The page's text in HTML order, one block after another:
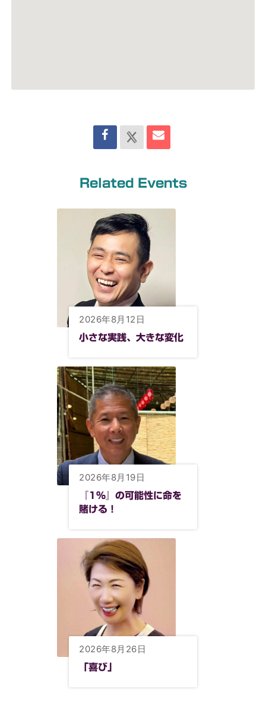
Related Events
2026年8月12日
小さな実践、大きな変化
2026年8月19日
『1%』の可能性に命を
賭ける！
2026年8月26日
「喜び」